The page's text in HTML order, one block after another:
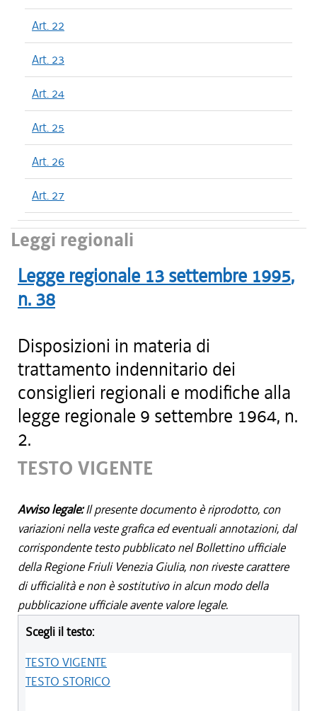
Art. 22
Art. 23
Art. 24
Art. 25
Art. 26
Art. 27
Leggi regionali
Legge regionale 13 settembre 1995,
n. 38
Disposizioni in materia di
trattamento indennitario dei
consiglieri regionali e modifiche alla
legge regionale 9 settembre 1964, n.
2.
TESTO VIGENTE
Avviso legale:Il presente documento è riprodotto, con
variazioni nella veste grafica ed eventuali annotazioni, dal
corrispondente testo pubblicato nel Bollettino ufficiale
della Regione Friuli Venezia Giulia, non riveste carattere
di ufficialità e non è sostitutivo in alcun modo della
pubblicazione ufficiale avente valore legale.
Scegli il testo:
TESTO VIGENTE
TESTO STORICO